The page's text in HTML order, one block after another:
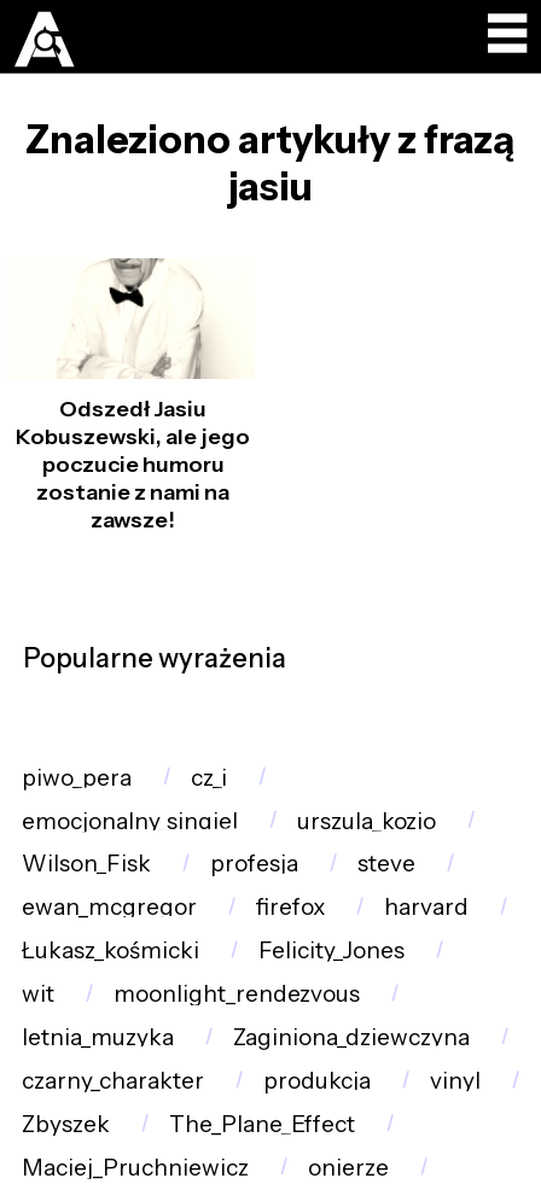
Znaleziono artykuły z frazą
jasiu
Odszedł Jasiu
Kobuszewski, ale jego
poczucie humoru
zostanie z nami na
zawsze!
Popularne wyrażenia
piwo_pera
cz_i
emocjonalny_singiel
urszula_kozio
Wilson_Fisk
profesja
steve
ewan_mcgregor
firefox
harvard
Łukasz_kośmicki
Felicity_Jones
wit
moonlight_rendezvous
letnia_muzyka
Zaginiona_dziewczyna
czarny_charakter
produkcja
vinyl
Zbyszek
The_Plane_Effect
Maciej_Pruchniewicz
onierze